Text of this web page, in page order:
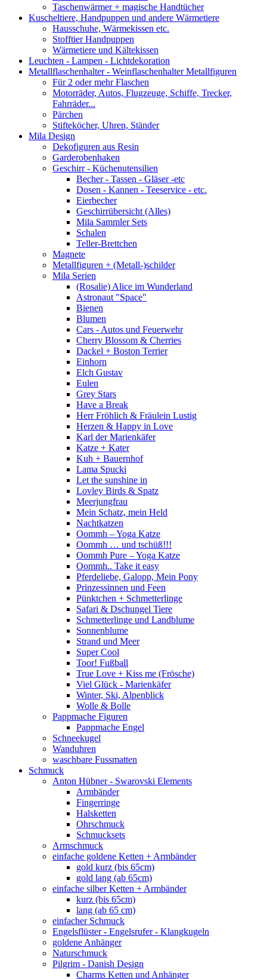
Taschenwärmer + magische Handtücher
Kuscheltiere, Handpuppen und andere Wärmetiere
Hausschuhe, Wärmekissen etc.
Stofftier Handpuppen
Wärmetiere und Kältekissen
Leuchten - Lampen - Lichtdekoration
Metallflaschenhalter - Weinflaschenhalter Metallfiguren
Für 2 oder mehr Flaschen
Motorräder, Autos, Flugzeuge, Schiffe, Trecker,
Fahrräder...
Pärchen
Stifteköcher, Uhren, Ständer
Mila Design
Dekofiguren aus Resin
Garderobenhaken
Geschirr - Küchenutensilien
Becher - Tassen - Gläser -etc
Dosen - Kannen - Teeservice - etc.
Eierbecher
Geschirrübersicht (Alles)
Mila Sammler Sets
Schalen
Teller-Brettchen
Magnete
Metallfiguren + (Metall-)schilder
Mila Serien
(Rosalie) Alice im Wunderland
Astronaut "Space"
Bienen
Blumen
Cars - Autos und Feuerwehr
Cherry Blossom & Cherries
Dackel + Boston Terrier
Einhorn
Elch Gustav
Eulen
Grey Stars
Have a Break
Herr Fröhlich & Fräulein Lustig
Herzen & Happy in Love
Karl der Marienkäfer
Katze + Kater
Kuh + Bauernhof
Lama Spucki
Let the sunshine in
Lovley Birds & Spatz
Meerjungfrau
Mein Schatz, mein Held
Nachtkatzen
Oommh – Yoga Katze
Oommh … und tschüß!!!
Oommh Pure – Yoga Katze
Oommh.. Take it easy
Pferdeliebe, Galopp, Mein Pony
Prinzessinnen und Feen
Pünktchen + Schmetterlinge
Safari & Dschungel Tiere
Schmetterlinge und Landblume
Sonnenblume
Strand und Meer
Super Cool
Toor! Fußball
True Love + Kiss me (Frösche)
Viel Glück - Marienkäfer
Winter, Ski, Alpenblick
Wolle & Bolle
Pappmache Figuren
Pappmache Engel
Schneekugel
Wanduhren
waschbare Fussmatten
Schmuck
Anton Hübner - Swarovski Elements
Armbänder
Fingerringe
Halsketten
Ohrschmuck
Schmucksets
Armschmuck
einfache goldene Ketten + Armbänder
gold kurz (bis 65cm)
gold lang (ab 65cm)
einfache silber Ketten + Armbänder
kurz (bis 65cm)
lang (ab 65 cm)
einfacher Schmuck
Engelsflüster - Engelsrufer - Klangkugeln
goldene Anhänger
Naturschmuck
Pilgrim - Danish Design
Charms Ketten und Anhänger